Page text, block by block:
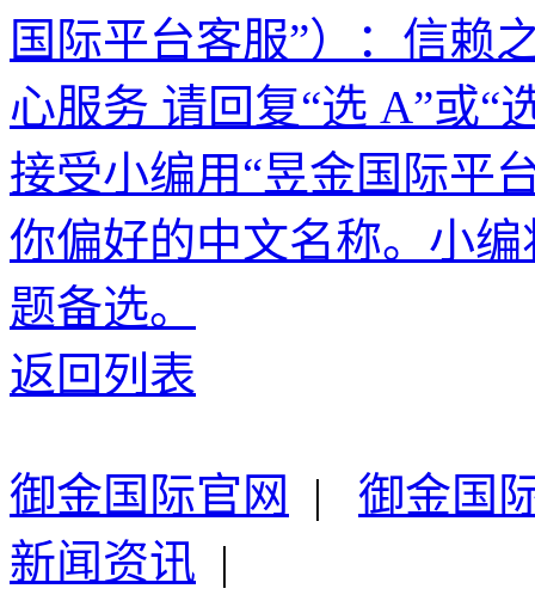
国际平台客服”）：信赖
心服务 请回复“选 A”或“
接受小编用“昱金国际平
你偏好的中文名称。小
题备选。
返回列表
御金国际官网 | 御金国
新闻资讯 |